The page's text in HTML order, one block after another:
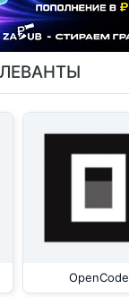
OpenCode